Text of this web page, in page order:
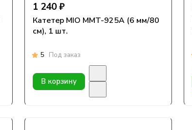
1 240 ₽
Катетер MIO MMT-925А (6 мм/80
см), 1 шт.
5 Под заказ
В корзину